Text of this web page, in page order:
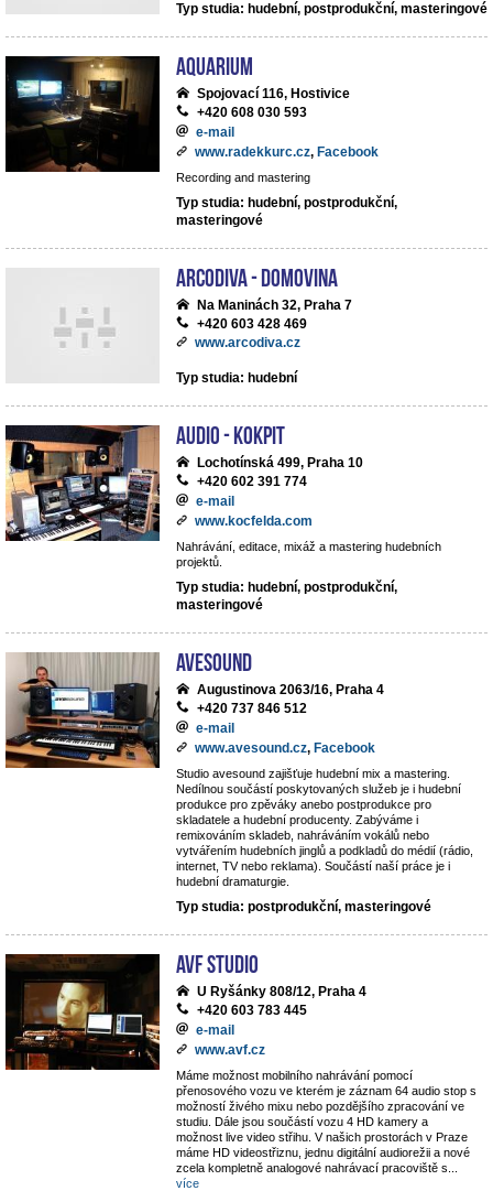
Typ studia: hudební, postprodukční, masteringové
Aquarium
Spojovací 116, Hostivice
+420 608 030 593
e-mail
www.radekkurc.cz, Facebook
Recording and mastering
Typ studia: hudební, postprodukční,
masteringové
ArcoDiva - Domovina
Na Maninách 32, Praha 7
+420 603 428 469
www.arcodiva.cz
Typ studia: hudební
Audio - Kokpit
Lochotínská 499, Praha 10
+420 602 391 774
e-mail
www.kocfelda.com
Nahrávání, editace, mixáž a mastering hudebních
projektů.
Typ studia: hudební, postprodukční,
masteringové
avesound
Augustinova 2063/16, Praha 4
+420 737 846 512
e-mail
www.avesound.cz, Facebook
Studio avesound zajišťuje hudební mix a mastering.
Nedílnou součástí poskytovaných služeb je i hudební
produkce pro zpěváky anebo postprodukce pro
skladatele a hudební producenty. Zabýváme i
remixováním skladeb, nahráváním vokálů nebo
vytvářením hudebních jinglů a podkladů do médií (rádio,
internet, TV nebo reklama). Součástí naší práce je i
hudební dramaturgie.
Typ studia: postprodukční, masteringové
AVF STUDIO
U Ryšánky 808/12, Praha 4
+420 603 783 445
e-mail
www.avf.cz
Máme možnost mobilního nahrávání pomocí
přenosového vozu ve kterém je záznam 64 audio stop s
možností živého mixu nebo pozdějšího zpracování ve
studiu. Dále jsou součástí vozu 4 HD kamery a
možnost live video střihu. V našich prostorách v Praze
máme HD videostřiznu, jednu digitální audiorežii a nové
zcela kompletně analogové nahrávací pracoviště s
více